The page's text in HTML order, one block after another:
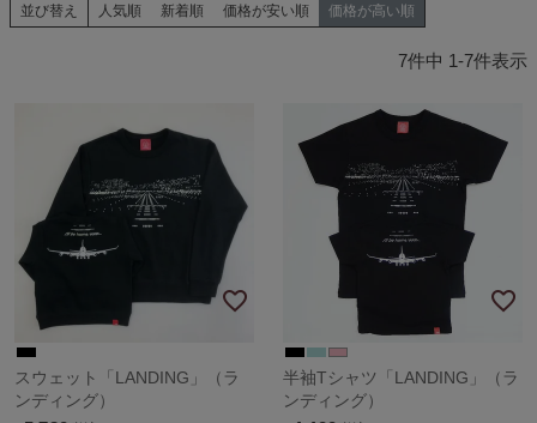
並び替え 人気順 新着順 価格が安い順 価格が高い順
7件中 1-7件表示
スウェット「LANDING」（ラ
ンディング）
半袖Tシャツ「LANDING」（ラ
ンディング）